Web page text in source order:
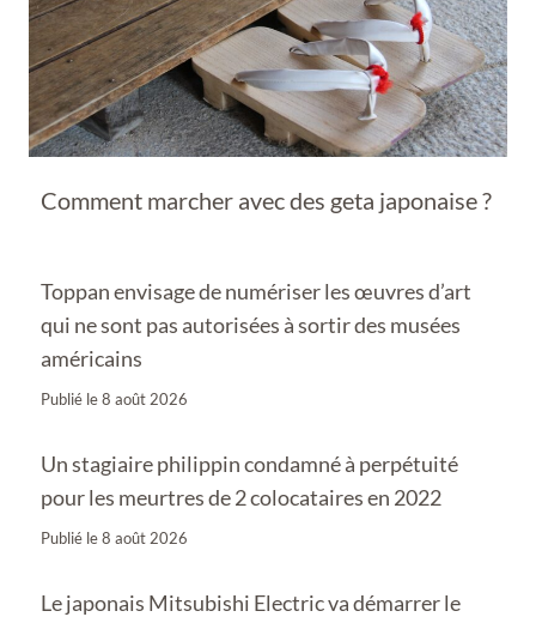
Comment marcher avec des geta japonaise ?
Toppan envisage de numériser les œuvres d’art
qui ne sont pas autorisées à sortir des musées
américains
Publié le8 août 2026
Un stagiaire philippin condamné à perpétuité
pour les meurtres de 2 colocataires en 2022
Publié le8 août 2026
Le japonais Mitsubishi Electric va démarrer le